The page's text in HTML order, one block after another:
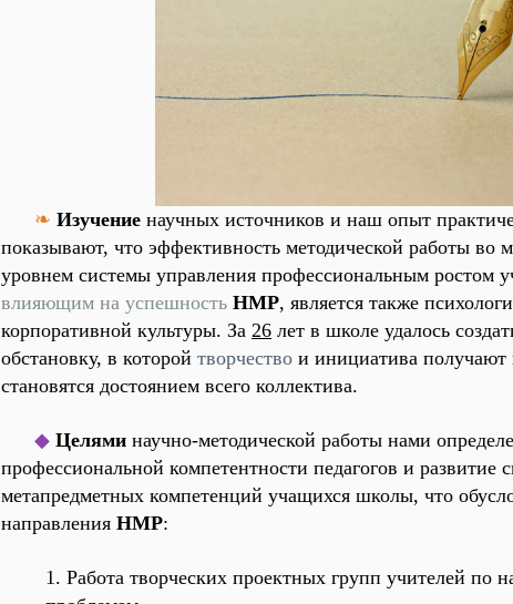
❧ Изучение научных источников и наш опыт
показывают, что эффективность методической работы во
уровнем системы управления профессиональным ростом
влияющим на успешность НМР, является также
корпоративной культуры. За 26 лет в школе удалось
обстановку, в которой творчество и инициатива получают
становятся достоянием всего коллектива.
◆ Целями научно-методической работы нами
профессиональной компетентности педагогов и развитие
метапредметных компетенций учащихся школы, что
направления НМР:
1. Работа творческих проектных групп учителей по